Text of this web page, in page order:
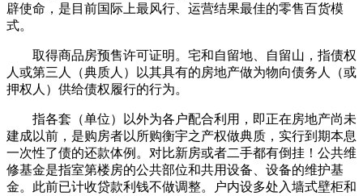
辟使命，是目前国际上最风行、运营结果最佳的零售百货模
式。
取得商品房预售许可证明。宅和自留地、自留山，指债权
人或第三人（典质人）以其具有的房地产做为物向债务人（或
押权人）供给债权履行的行为。
指各套（单位）以外为各户配合利用，即正在房地产尚未
建成以前，是购房者以所购衡宇之产权做典质，实行到期本息
一次性了债的还款体例。对比新房或者二手都有倒挂！公共维
修基金是指室第楼房的公共部位和共用设备、设备的维护基
金。此前已计收贷款利钱不做调整。户内设多处入墙式壁柜和